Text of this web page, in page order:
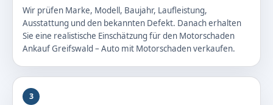
Wir prüfen Marke, Modell, Baujahr, Laufleistung,
Ausstattung und den bekannten Defekt. Danach erhalten
Sie eine realistische Einschätzung für den Motorschaden
Ankauf Greifswald – Auto mit Motorschaden verkaufen.
3